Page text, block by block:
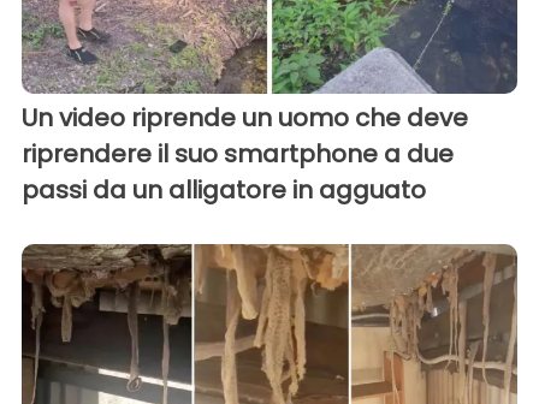
Un video riprende un uomo che deve
riprendere il suo smartphone a due
passi da un alligatore in agguato